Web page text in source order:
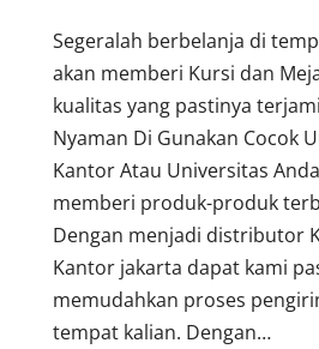
Segeralah berbelanja di
akan memberi Kursi dan
kualitas yang pastinya
Nyaman Di Gunakan Cocok
Kantor Atau Universitas
memberi produk-produk
Dengan menjadi distributor
Kantor jakarta dapat kami
memudahkan proses
tempat kalian. Dengan…